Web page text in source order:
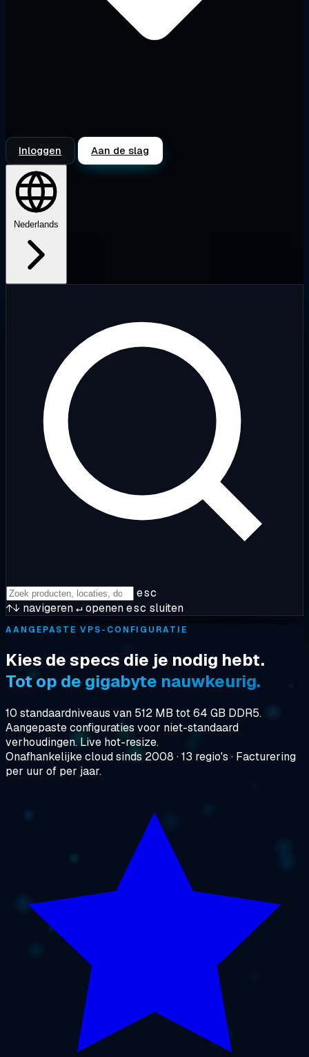
Inloggen Aan de slag
Nederlands
esc
↑↓ navigeren↵openenesc sluiten
AANGEPASTE VPS-CONFIGURATIE
Kies de specs die je nodig hebt.
Tot op de gigabyte nauwkeurig.
10 standaardniveaus van 512 MB tot 64 GB DDR5.
Aangepaste configuraties voor niet-standaard
verhoudingen. Live hot-resize.
Onafhankelijke cloud sinds 2008 · 13 regio's · Facturering
per uur of per jaar.